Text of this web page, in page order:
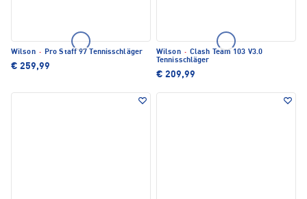
Wilson · Pro Staff 97 Tennisschläger
€ 259,99
Wilson · Clash Team 103 V3.0
Tennisschläger
€ 209,99